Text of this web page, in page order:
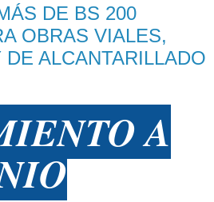
DE BS 200
OBRAS VIALES,
DE ALCANTARILLADO
A